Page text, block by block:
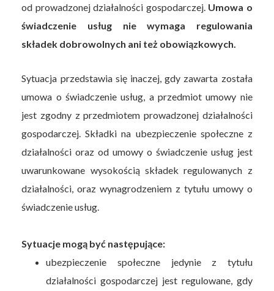
od prowadzonej działalności gospodarczej. Umowa o
świadczenie usług nie wymaga regulowania
składek dobrowolnych ani też obowiązkowych.
Sytuacja przedstawia się inaczej, gdy zawarta została
umowa o świadczenie usług, a przedmiot umowy nie
jest zgodny z przedmiotem prowadzonej działalności
gospodarczej. Składki na ubezpieczenie społeczne z
działalności oraz od umowy o świadczenie usług jest
uwarunkowane wysokością składek regulowanych z
działalności, oraz wynagrodzeniem z tytułu umowy o
świadczenie usług.
Sytuacje mogą być następujące:
ubezpieczenie społeczne jedynie z tytułu
działalności gospodarczej jest regulowane, gdy